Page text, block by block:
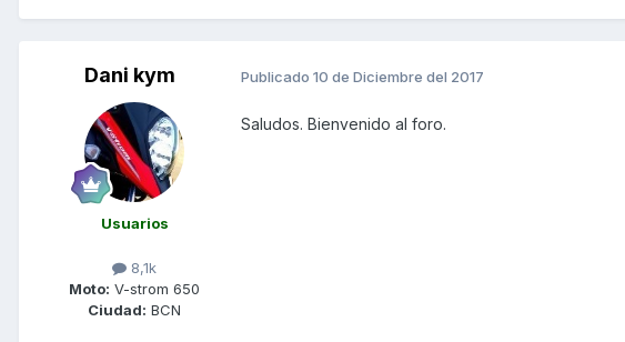
Dani kym
Usuarios
8,1k
Moto: V-strom 650
Ciudad: BCN
Publicado 10 de Diciembre del 2017
Saludos. Bienvenido al foro.